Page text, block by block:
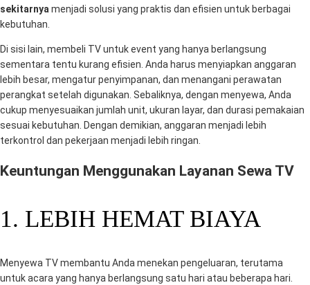
sekitarnya menjadi solusi yang praktis dan efisien untuk berbagai
kebutuhan.
Di sisi lain, membeli TV untuk event yang hanya berlangsung
sementara tentu kurang efisien. Anda harus menyiapkan anggaran
lebih besar, mengatur penyimpanan, dan menangani perawatan
perangkat setelah digunakan. Sebaliknya, dengan menyewa, Anda
cukup menyesuaikan jumlah unit, ukuran layar, dan durasi pemakaian
sesuai kebutuhan. Dengan demikian, anggaran menjadi lebih
terkontrol dan pekerjaan menjadi lebih ringan.
Keuntungan Menggunakan Layanan Sewa TV
1. LEBIH HEMAT BIAYA
Menyewa TV membantu Anda menekan pengeluaran, terutama
untuk acara yang hanya berlangsung satu hari atau beberapa hari.